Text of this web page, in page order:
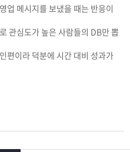
업 메시지를 보냈을 때는 반응이
관심도가 높은 사람들의 DB만 뽑
편이라 덕분에 시간 대비 성과가